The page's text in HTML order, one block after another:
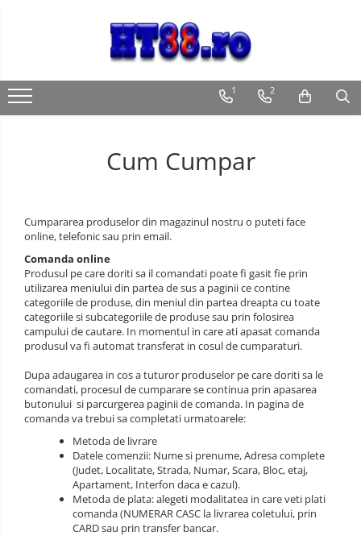
Adaptoare, convertoare
Convertoare si conectori audio
Adaptoare console jocuri
Hub-uri, Splittere, Switch-uri
Hub-uri adaptoare video
Splittere video HDMI
Switch-uri KVM
Switch-uri video HDMI
Hub-uri USB
Alte accesorii calculatoare
Alte accesorii calculatoare
Unitati optice
Aparate si instrumente de masura
Instrumente de masura
PH metre si TDS
Articole Sanatate & Wellness
Aparate biorezonanta,
electromasaj
1 2
Cum Cumpar
Cumpararea produselor din magazinul nostru o puteti face
online, telefonic sau prin email.
Comanda online
Produsul pe care doriti sa il comandati poate fi gasit fie prin
utilizarea meniului din partea de sus a paginii ce contine
categoriile de produse, din meniul din partea dreapta cu toate
categoriile si subcategoriile de produse sau prin folosirea
campului de cautare. In momentul in care ati apasat comanda
produsul va fi automat transferat in cosul de cumparaturi.
Dupa adaugarea in cos a tuturor produselor pe care doriti sa le
comandati, procesul de cumparare se continua prin apasarea
butonului si parcurgerea paginii de comanda. In pagina de
comanda va trebui sa completati urmatoarele:
Metoda de livrare
Datele comenzii: Nume si prenume, Adresa complete
(Judet, Localitate, Strada, Numar, Scara, Bloc, etaj,
Apartament, Interfon daca e cazul).
Metoda de plata: alegeti modalitatea in care veti plati
comanda (NUMERAR CASC la livrarea coletului, prin
CARD sau prin transfer bancar.